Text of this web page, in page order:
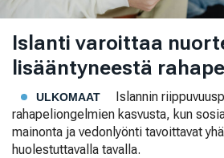
Islanti varoittaa
lisääntyneestä
ULKOMAAT
Islannin
rahapeliongelmien kasvusta, kun
mainonta ja vedonlyönti tavoittavat
huolestuttavalla tavalla.